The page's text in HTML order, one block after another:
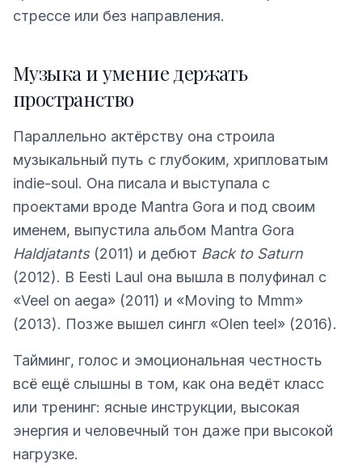
стрессе или без направления.
Музыка и умение держать
пространство
Параллельно актёрству она строила
музыкальный путь с глубоким, хрипловатым
indie-soul. Она писала и выступала с
проектами вроде Mantra Gora и под своим
именем, выпустила альбом Mantra Gora
Haldjatants(2011) и дебют Back to Saturn
(2012). В Eesti Laul она вышла в полуфинал с
«Veel on aega» (2011) и «Moving to Mmm»
(2013). Позже вышел сингл «Olen teel» (2016).
Тайминг, голос и эмоциональная честность
всё ещё слышны в том, как она ведёт класс
или тренинг: ясные инструкции, высокая
энергия и человечный тон даже при высокой
нагрузке.